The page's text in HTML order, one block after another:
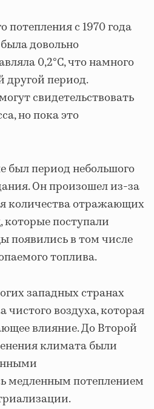
потепления с 1970 года
довольно
0,2°C, что намного
другой период.
свидетельствовать
но пока это
был период небольшого
Он произошел из-за
количества отражающих
которые поступали
появились в том числе
топлива.
западных странах
чистого воздуха, которая
влияние. До Второй
климата были
медленным потеплением